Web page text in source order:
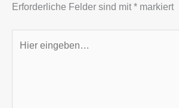
Erforderliche Felder sind mit * markiert
eingeben…